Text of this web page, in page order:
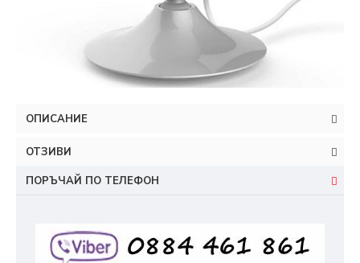
ОПИСАНИЕ
ОТЗИВИ
ПОРЪЧАЙ ПО ТЕЛЕФОН